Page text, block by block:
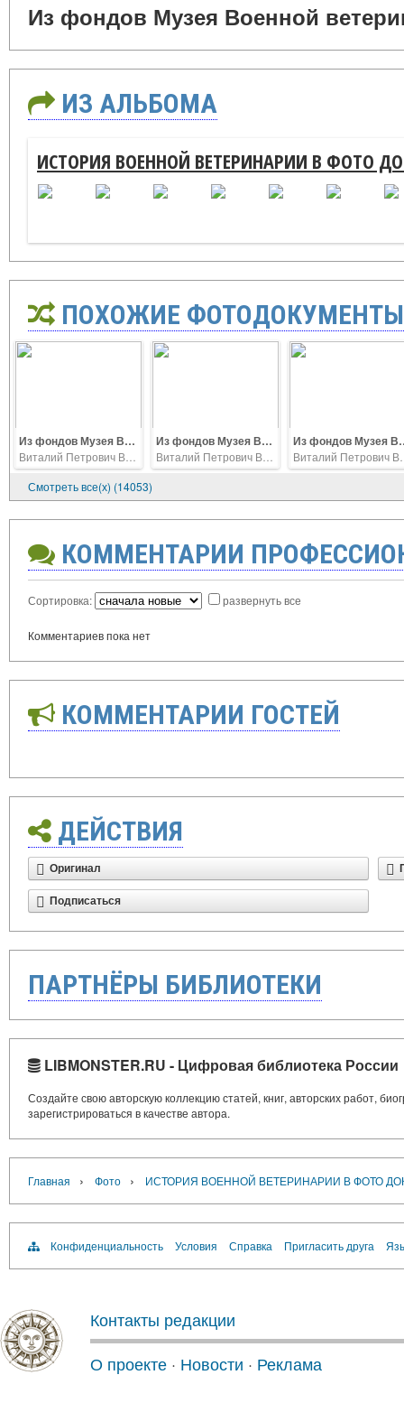
Из фондов Музея Военной
ИЗ АЛЬБОМА
ИСТОРИЯ ВОЕННОЙ ВЕТЕРИНАРИИ В ФОТО
ПОХОЖИЕ ФОТОДОКУМЕНТЫ
Из фондов Музея Военной ветеринарии. Руководящий состав военной ветеринарии 1960.г. Из фондов Музея Военной ветеринарии 2 Из фондов
Смотреть все(х) (14053)
КОММЕНТАРИИ
Сортировка: развернуть все
Комментариев пока нет
КОММЕНТАРИИ ГОСТЕЙ
ДЕЙСТВИЯ
Оригинал
Подписаться
ПАРТНЁРЫ БИБЛИОТЕКИ
LIBMONSTER.RU - Цифровая библиотека России
Создайте свою авторскую коллекцию статей, книг, авторских работ,
зарегистрироваться в качестве автора.
Главная › Фото › ИСТОРИЯ ВОЕННОЙ ВЕТЕРИНАРИИ В ФОТО
Конфиденциальность Условия Справка Пригласить друга
Контакты редакции
О проекте · Новости · Реклама